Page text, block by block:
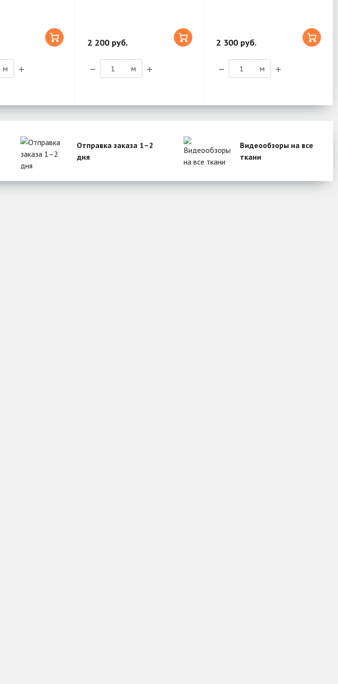
м
2 200 руб.
м
2 300 руб.
м
Отправка заказа 1–2
дня
Видеообзоры на все
ткани